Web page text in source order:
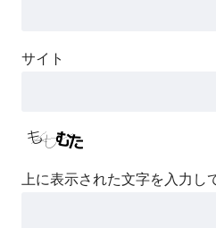
サイト
上に表示された文字を入力し